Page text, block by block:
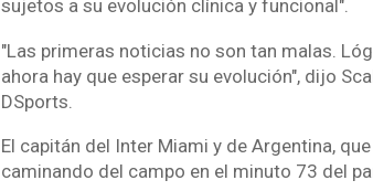
sujetos a su evolución clínica y funcional".
"Las primeras noticias no son tan malas.
ahora hay que esperar su evolución", dijo
DSports.
El capitán del Inter Miami y de Argentina,
caminando del campo en el minuto 73 del